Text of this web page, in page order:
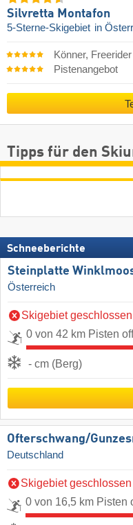
Silvretta Montafon
5-Sterne-Skigebiet in
Könner, Freerider
Pistenangebot
Tipps für den
Schneeberichte
Steinplatte
Österreich
Skigebiet geschlossen
0 von 42 km Pisten
- cm (Berg)
Ofterschwang/​
Deutschland
Skigebiet geschlossen
0 von 16,5 km Pisten